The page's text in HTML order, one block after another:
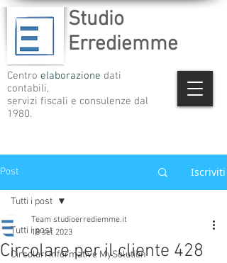
Studio
Errediemme
Centro elaborazione dati
contabili,
servizi fiscali e consulenze dal
1980.
Post Iscriviti
Tutti i post
Circolari informative MySolution
Tutti i post
Circolare per il cliente 428
Team studioerrediemme.it
18 set 2023